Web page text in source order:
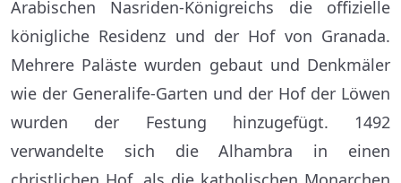
Arabischen Nasriden-Königreichs die offizielle
königliche Residenz und der Hof von Granada.
Mehrere Paläste wurden gebaut und Denkmäler
wie der Generalife-Garten und der Hof der Löwen
wurden der Festung hinzugefügt. 1492
verwandelte sich die Alhambra in einen